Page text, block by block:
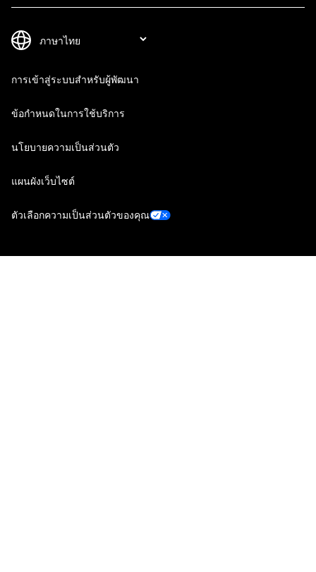
การเข้าสู่ระบบสำหรับผู้พัฒนา
ข้อกำหนดในการใช้บริการ
นโยบายความเป็นส่วนตัว
แผนผังเว็บไซต์
ตัวเลือกความเป็นส่วนตัวของคุณ